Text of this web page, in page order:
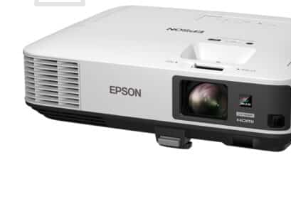
ไม่มีสินค้าในตะกร้า
กลับสู่หน้าร้านค้า